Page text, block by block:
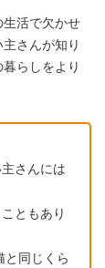
活で欠かせ
さんが知り
らしをより
さんには
ともあり
と同じくら